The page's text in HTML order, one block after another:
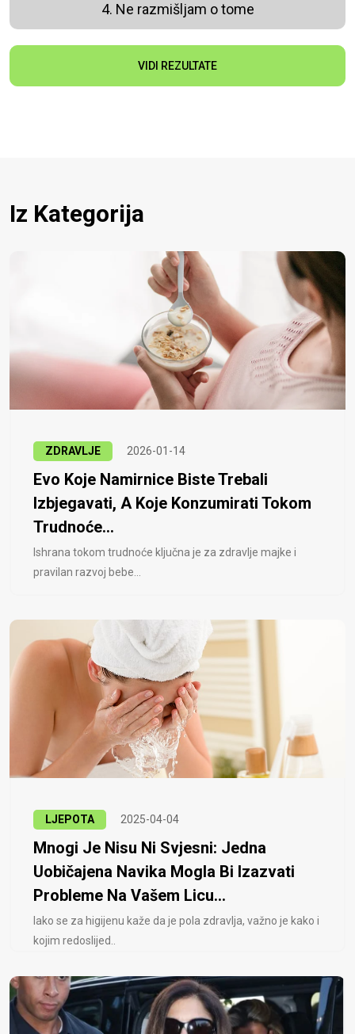
4. Ne razmišljam o tome
VIDI REZULTATE
Iz Kategorija
ZDRAVLJE 2026-01-14
Evo Koje Namirnice Biste Trebali
Izbjegavati, A Koje Konzumirati Tokom
Trudnoće...
Ishrana tokom trudnoće ključna je za zdravlje majke i
pravilan razvoj bebe...
LJEPOTA 2025-04-04
Mnogi Je Nisu Ni Svjesni: Jedna
Uobičajena Navika Mogla Bi Izazvati
Probleme Na Vašem Licu...
Iako se za higijenu kaže da je pola zdravlja, važno je kako i
kojim redoslijed..